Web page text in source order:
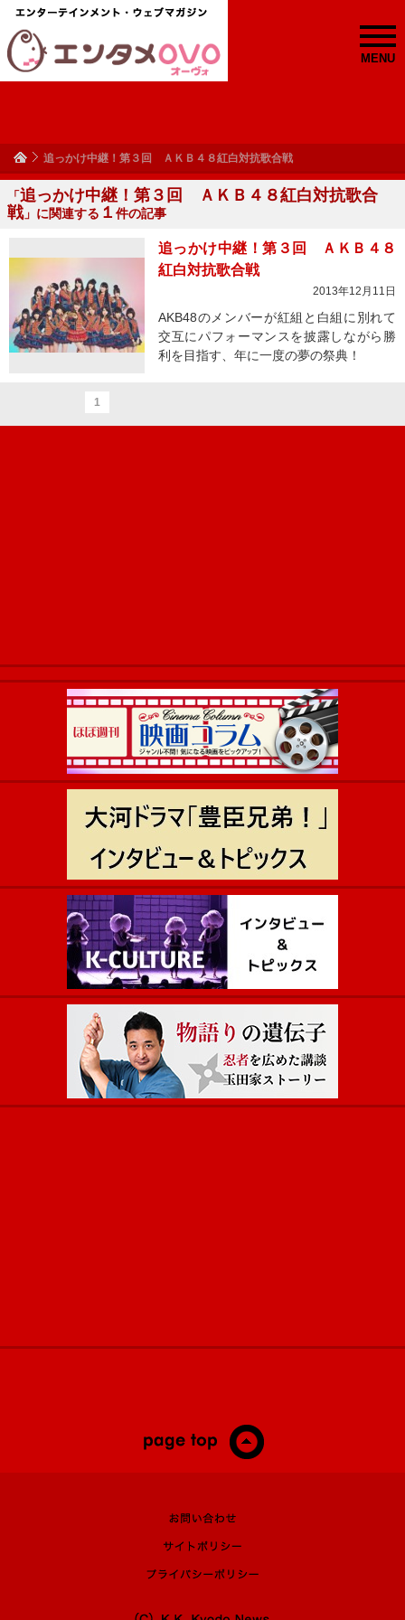
MENU
追っかけ中継！第３回 ＡＫＢ４８紅白対抗歌合戦
「追っかけ中継！第３回 ＡＫＢ４８紅白対抗歌合
戦」に関連する １ 件の記事
追っかけ中継！第３回 ＡＫＢ４８
紅白対抗歌合戦
2013年12月11日
AKB48のメンバーが紅組と白組に別れて
交互にパフォーマンスを披露しながら勝
利を目指す、年に一度の夢の祭典！
1